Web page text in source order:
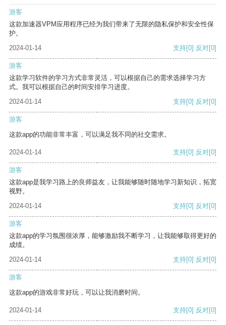
游客
这款加速器VPM应用程序已经为我们带来了无限的隐私保护和安全性保
护。
2024-01-14
支持[0] 反对[0]
游客
这款学习软件的学习方式非常灵活，可以根据自己的需求选择学习方
式。我可以根据自己的时间安排学习进度。
2024-01-14
支持[0] 反对[0]
游客
这款app的功能非常丰富，可以满足我不同的社交需求。
2024-01-14 支持[0] 反对[0]
游客
这款app是我学习路上的良师益友，让我能够随时随地学习新知识，拓宽
视野。
2024-01-14
支持[0] 反对[0]
游客
这款app的学习氛围很浓厚，能够激励我不断学习，让我能够取得更好的
成绩。
2024-01-14
支持[0] 反对[0]
游客
这款app的游戏非常好玩，可以让我消磨时间。
2024-01-14 支持[0] 反对[0]